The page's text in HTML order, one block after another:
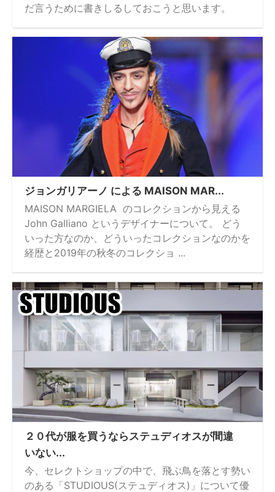
だ言うために書きしるしておこうと思います。
ジョンガリアーノ による MAISON MAR...
MAISON MARGIELA のコレクションから見える
John Galliano というデザイナーについて。 どう
いった方なのか、どういったコレクションなのかを
経歴と2019年の秋冬のコレクショ ...
２０代が服を買うならステュディオスが間違
いない...
今、セレクトショップの中で、飛ぶ鳥を落とす勢い
のある「STUDIOUS(ステュディオス)」について優